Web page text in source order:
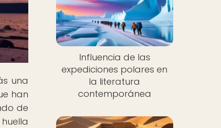
una
han
de
Influencia de las
expediciones polares en
la literatura
contemporánea